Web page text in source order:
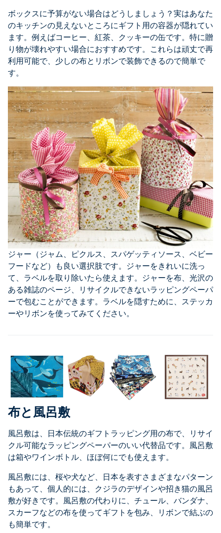
ボックスに予算がない場合はどうしましょう？実はあなた
のキッチンの見えないところにギフト用の容器が隠れてい
ます。例えばコーヒー、紅茶、クッキーの缶です。特に贈
り物が壊れやすい場合におすすめです。これらは頑丈で再
利用可能で、少しの布とリボンで装飾できるので簡単で
す。
ジャー（ジャム、ピクルス、スパゲッティソース、ベビー
フードなど）も良い選択肢です。ジャーをきれいに洗っ
て、ラベルを取り除いたら使えます。ジャーを布、光沢の
ある雑誌のページ、リサイクルできないラッピングペーパ
ーで包むことができます。ラベルを隠すために、ステッカ
ーやリボンを使ってみてください。
布と風呂敷
風呂敷は、日本伝統のギフトラッピング用の布で、リサイ
クル可能なラッピングペーパーのいい代替品です。風呂敷
は箱やワインボトル、ほぼ何にでも使えます。
風呂敷には、桜や犬など、日本を表すさまざまなパターン
もあって、個人的には、クジラのデザインや招き猫の風呂
敷が好きです。風呂敷の代わりに、チュール、バンダナ、
スカーフなどの布を使ってギフトを包み、リボンで結ぶの
も簡単です。